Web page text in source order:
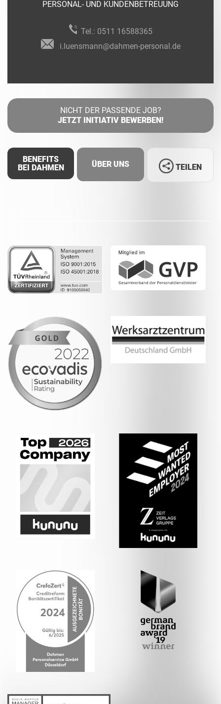
PERSONAL- UND KUNDENBETREUUNG
Tel.: 0511 16588365
i.luensmann@dahmen-personal.de
NICHT DER PASSENDE JOB?
JETZT INITIATIV BEWERBEN!
BENEFITS
BEI DAHMEN
ÜBER UNS
Whatsapp
TEILEN